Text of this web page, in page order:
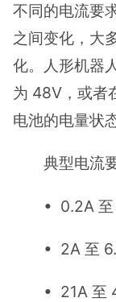
不同的电流要
之间变化，大
化。人形机器
为 48V，或者
电池的电量状态
典型电流
• 0.2A 至
• 2A 至
• 21A 至